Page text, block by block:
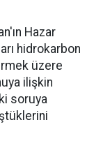
Hazar
hidrokarbon
üzere
ilişkin
soruya